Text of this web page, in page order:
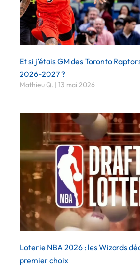
Et si j’étais GM des Toronto
2026-2027 ?
Mathieu Q. 13 mai 2026
Loterie NBA 2026 : les Wizards
premier choix